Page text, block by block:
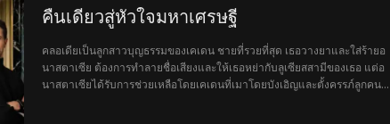
คืนเดียวสู่หัวใจมหาเศรษฐี
คลอเดียเป็นลูกสาวบุญธรรมของเคเดน ชายที่รวยที่สุด เธอวางยาและใส่ร้ายอ
นาสตาเซีย ต้องการทำลายชื่อเสียงและให้เธอหย่ากับลูเซียสสามีของเธอ แต่อ
นาสตาเซียได้รับการช่วยเหลือโดยเคเดนที่เมาโดยบังเอิญและตั้งครรภ์ลูกคน